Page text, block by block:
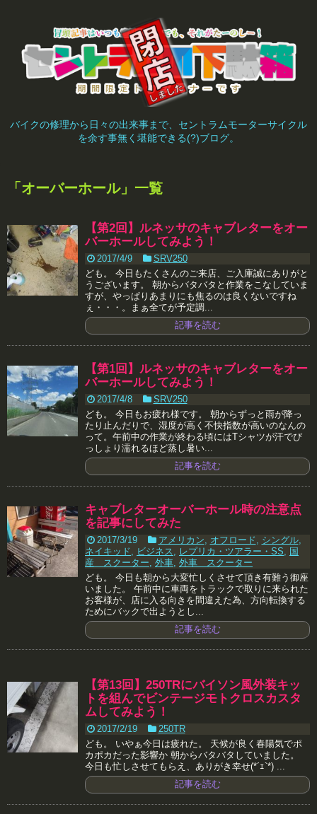
バイクの修理から日々の出来事まで、セントラムモーターサイクル
を余す事無く堪能できる(?)ブログ。
「 オーバーホール」 一覧
【第2回】ルネッサのキャブレターをオー
バーホールしてみよう！
2017/4/9
SRV250
ども。 今日もたくさんのご来店、ご入庫誠にありがと
うございます。 朝からバタバタと作業をこなしていま
すが、やっぱりあまりにも焦るのは良くないですね
ぇ・・・。まぁ全てが予定調...
記事を読む
【第1回】ルネッサのキャブレターをオー
バーホールしてみよう！
2017/4/8
SRV250
ども。 今日もお疲れ様です。 朝からずっと雨が降っ
たり止んだりで、湿度が高く不快指数が高いのなんの
って。午前中の作業が終わる頃にはTシャツが汗でび
っしょり濡れるほど蒸し暑い...
記事を読む
キャブレターオーバーホール時の注意点
を記事にしてみた
2017/3/19 アメリカン オフロード シングル,
ネイキッド
ビジネス レプリカ・ツアラー・SS
国
産 スクーター 外車 外車 スクーター
ども。 今日も朝から大変忙しくさせて頂き有難う御座
いました。 午前中に車両をトラックで取りに来られた
お客様が、店に入る向きを間違えた為、方向転換する
ためにバックで出ようとし...
記事を読む
【第13回】250TRにバイソン風外装キッ
トを組んでビンテージモトクロスカスタ
ムしてみよう！
2017/2/19
250TR
ども。 いやぁ今日は疲れた。 天候が良く春陽気でポ
カポカだった影響か 朝からバタバタしていました。
今日も忙しさせてもらえ、ありがき幸せ(*´ｪ`*) ...
記事を読む